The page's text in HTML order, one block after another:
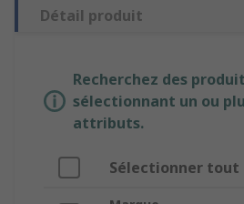
Détail produit
Recherchez des
sélectionnant un ou
attributs.
Sélectionner tout